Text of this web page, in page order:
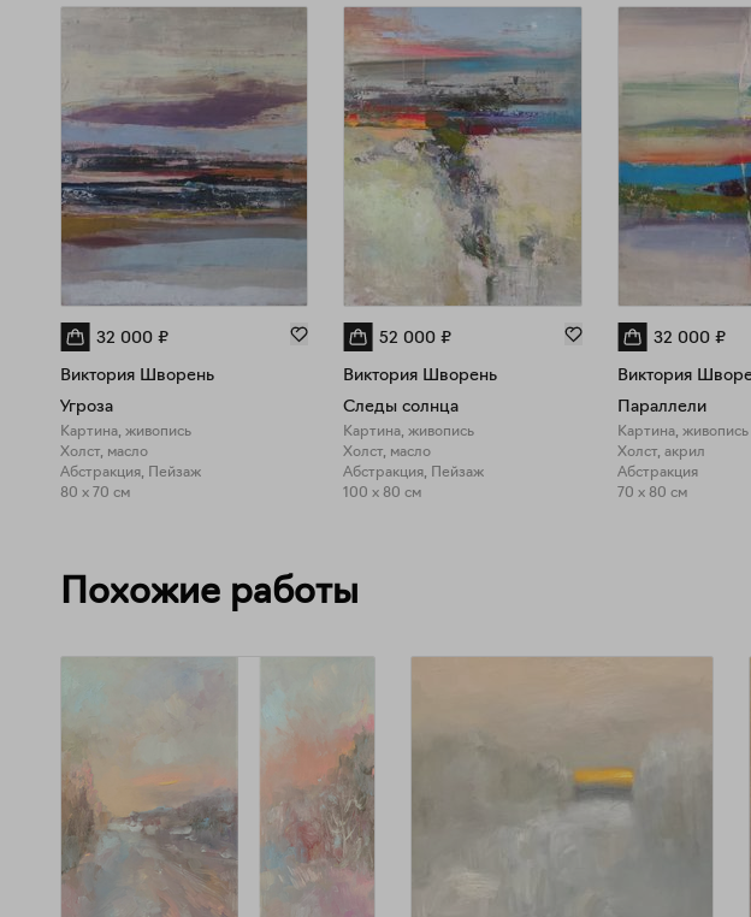
32 000 ₽
Виктория Шворень
Угроза
Картина, живопись
Холст, масло
Абстракция, Пейзаж
80 x 70 см
52 000 ₽
Виктория Шворень
Следы солнца
Картина, живопись
Холст, масло
Абстракция, Пейзаж
100 x 80 см
32 000 ₽
Виктория
Параллели
Картина, живопись
Холст, акрил
Абстракция
70 x 80 см
Похожие работы